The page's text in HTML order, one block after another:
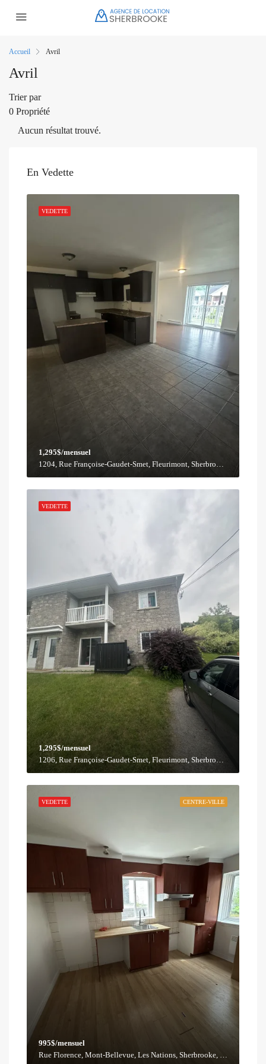
Accueil Avril
Avril
0 Propriété
Trier par
Aucun résultat trouvé.
En Vedette
VEDETTE
1,295$/mensuel
1204, Rue Françoise-Gaudet-Smet, Fleurimont, Sherbrooke, Estrie, Québec, J1G 2Y4, Canada
VEDETTE
1,295$/mensuel
CENTRE-VILLE
VEDETTE
995$/mensuel